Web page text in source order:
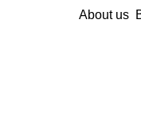
About us